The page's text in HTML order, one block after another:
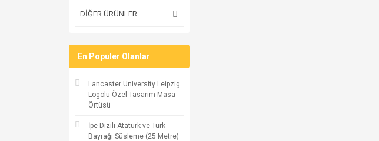
DİĞER ÜRÜNLER
En Populer Olanlar
Lancaster University Leipzig
Logolu Özel Tasarım Masa
Örtüsü
İpe Dizili Atatürk ve Türk
Bayrağı Süsleme (25 Metre)